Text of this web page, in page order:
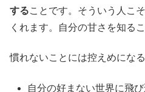
することです。そういう人こ
くれます。自分の甘さを知る
慣れないことには控えめになる
自分の好まない世界に飛び